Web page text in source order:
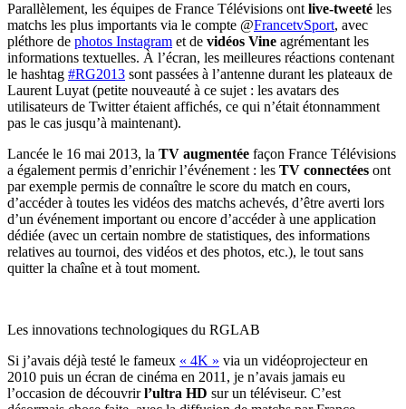
Parallèlement, les équipes de France Télévisions ont live-tweeté les
matchs les plus importants via le compte @FrancetvSport, avec
pléthore de photos Instagram et de vidéos Vine agrémentant les
informations textuelles. À l’écran, les meilleures réactions contenant
le hashtag #RG2013 sont passées à l’antenne durant les plateaux de
Laurent Luyat (petite nouveauté à ce sujet : les avatars des
utilisateurs de Twitter étaient affichés, ce qui n’était étonnamment
pas le cas jusqu’à maintenant).
Lancée le 16 mai 2013, la TV augmentée façon France Télévisions
a également permis d’enrichir l’événement : les TV connectées ont
par exemple permis de connaître le score du match en cours,
d’accéder à toutes les vidéos des matchs achevés, d’être averti lors
d’un événement important ou encore d’accéder à une application
dédiée (avec un certain nombre de statistiques, des informations
relatives au tournoi, des vidéos et des photos, etc.), le tout sans
quitter la chaîne et à tout moment.
Les innovations technologiques du RGLAB
Si j’avais déjà testé le fameux « 4K » via un vidéoprojecteur en
2010 puis un écran de cinéma en 2011, je n’avais jamais eu
l’occasion de découvrirl’ultra HD sur un téléviseur. C’est